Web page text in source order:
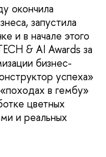
окончила
запустила
и в начале этого
& AI Awards за
бизнес-
успеха»
в гембу»
цветных
и реальных